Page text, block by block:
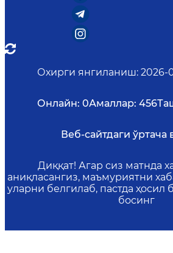
Охирги янгиланиш: 2026-
Онлайн: 0Амаллар: 456
Веб-сайтдаги ўртача
Диққат! Агар сиз матнда
аниқласангиз, маъмуриятни
уларни белгилаб, пастда ҳосил
босинг